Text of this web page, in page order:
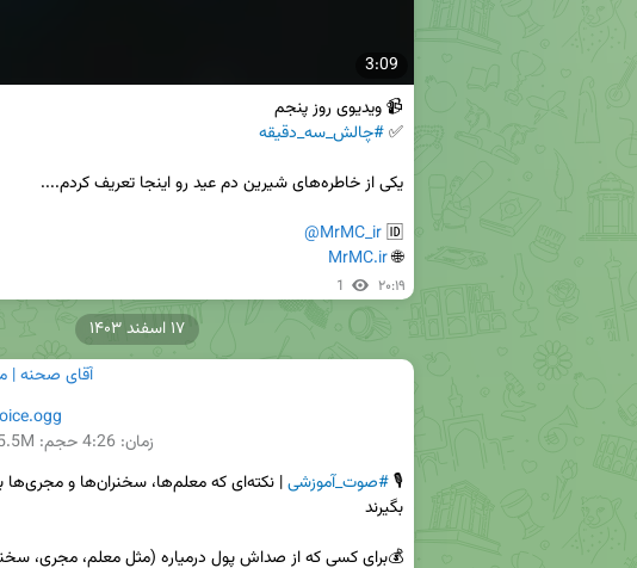
3:09
✅ #چالش_سه_دقیقه
🆔
@MrMC_ir
🌐
MrMC.ir
1 ۲۰:۱۹
آقای صحنه |
زمان: 4:26حجم: 5.5M
🎙 #صوت_آموزشی
۱۷ اسفند ۱۴۰۳